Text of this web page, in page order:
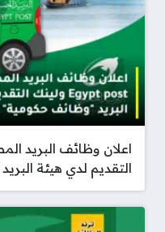
التقديم لدي هيئة